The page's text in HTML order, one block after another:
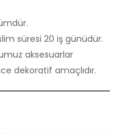
süresi 20 iş günüdür.
aksesuarlar
dekoratif amaçlıdır.